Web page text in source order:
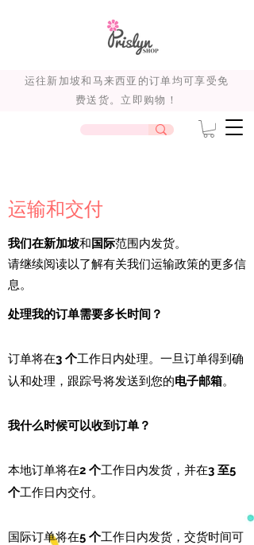
运往新加坡和马来西亚的订单均可享受免
费送货。立即购物！
运输和交付
我们在新加坡和国际范围内发货。
请继续阅读以了解有关我们运输政策的更多信
息。
处理我的订单需要多长时间？
订单将在3 个工作日内处理。一旦订单得到确
认和处理，跟踪号将发送到您的电子邮箱。
我什么时候可以收到订单？
本地订单将在2 个工作日内发货，并在3 至5
个工作日内交付。
国际订单将在5 个工作日内发货，交货时间可